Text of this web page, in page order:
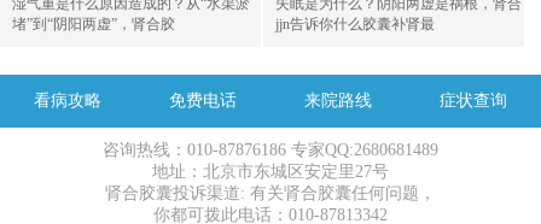
湿气重是什么原因造成的？从“水渠淤
堵”到“阴阳两虚”，肾合胶
失眠是为什么？阴阳两虚是祸根，肾合
jjn告诉你什么胶囊补肾最
看病攻略 免费电话 来院路线 症状查询
咨询热线：010-87876186 专家QQ:2680681489
地址：北京市东城区安定里27号
肾合胶囊投诉渠道: 有关肾合胶囊任何问题，
你都可拨此电话：010-87813342